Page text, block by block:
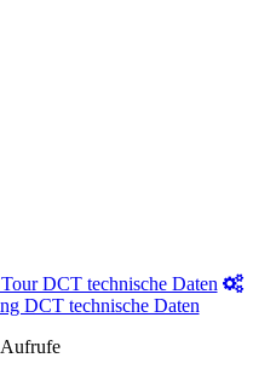
DCT technische Daten
DCT technische Daten